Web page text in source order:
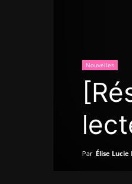
Nouvelles
Par Élise